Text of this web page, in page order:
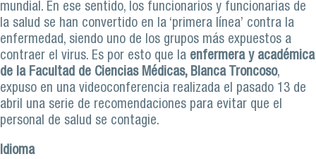
mundial. En ese sentido, los funcionarios y funcionarias de
la salud se han convertido en la ‘primera línea’ contra la
enfermedad, siendo uno de los grupos más expuestos a
contraer el virus. Es por esto que la enfermera y académica
de la Facultad de Ciencias Médicas, Blanca Troncoso,
expuso en una videoconferencia realizada el pasado 13 de
abril una serie de recomendaciones para evitar que el
personal de salud se contagie.
Idioma